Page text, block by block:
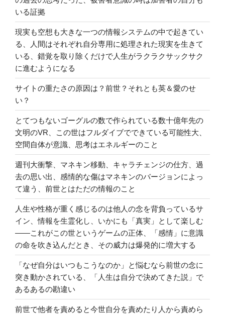
いる証拠
現実も空想も大きな一つの情報システムの中で起きてい
る、人間はそれぞれ自分専用に処理された現実を生きて
いる、錯覚を取り除くだけで人生がラクラクサックサク
に進むようになる
サイトの重たさの原因は？前世？それとも英＆愛のせ
い？
とてつもないゴーグルの数で作られている数十億年先の
文明のVR、この世はフルダイブでできている可能性大、
空間自体が意識、思考はエネルギーのこと
週刊大衝撃、マネキン移動、キャラチェンジの仕方、過
去の思い出、感情的な傷はマネキンのバージョンによっ
て違う、前世とはただの情報のこと
人生や性格が重く感じるのは他人の念を背負っているサ
イン、情報を生霊化し、いかにも「真実」として楽しむ
――これがこの世というゲームの正体、「感情」に意識
の命を吹き込んだとき、その威力は爆発的に増大する
「なぜ自分はいつもこうなのか」と悩むなら前世の念に
突き動かされている、「人生は自分で決めてきた説」で
あるあるの勘違い
前世で他者を責めると今世自分を責めたり人から責めら